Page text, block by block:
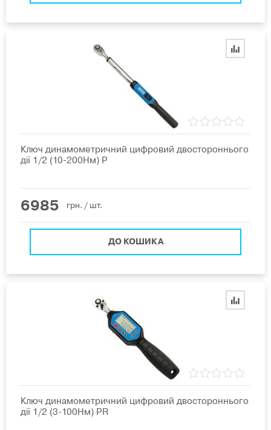
Ключ динамометричний цифровий двостороннього
дії 1/2 (10-200Нм) P
6985 грн. / шт.
ДО КОШИКА
Ключ динамометричний цифровий двостороннього
дії 1/2 (3-100Нм) PR